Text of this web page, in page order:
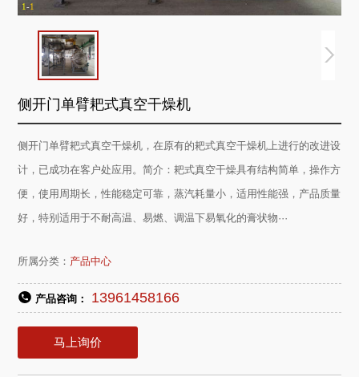
1-1
侧开门单臂耙式真空干燥机
侧开门单臂耙式真空干燥机，在原有的耙式真空干燥机上进行的改进设
计，已成功在客户处应用。简介：耙式真空干燥具有结构简单，操作方
便，使用周期长，性能稳定可靠，蒸汽耗量小，适用性能强，产品质量
好，特别适用于不耐高温、易燃、调温下易氧化的膏状物···
所属分类： 产品中心
产品咨询： 13961458166
马上询价